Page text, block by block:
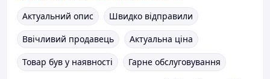
Актуальний опис
Швидко відправили
Ввічливий продавець
Актуальна ціна
Товар був у наявності
Гарне обслуговування